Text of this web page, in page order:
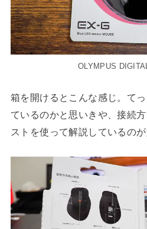
OLYMPUS
箱を開けるとこんな感じ。て
ているのかと思いきや、接続
ストを使って解説しているのが